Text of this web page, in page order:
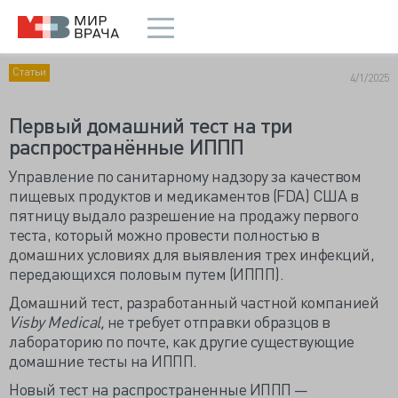
Статьи 4/1/2025
Первый домашний тест на три
распространённые ИППП
Управление по санитарному надзору за качеством
пищевых продуктов и медикаментов (FDA) США в
пятницу выдало разрешение на продажу первого
теста, который можно провести полностью в
домашних условиях для выявления трех инфекций,
передающихся половым путем (ИППП).
Домашний тест, разработанный частной компанией
Visby Medical, не требует отправки образцов в
лабораторию по почте, как другие существующие
домашние тесты на ИППП.
Новый тест на распространенные ИППП —